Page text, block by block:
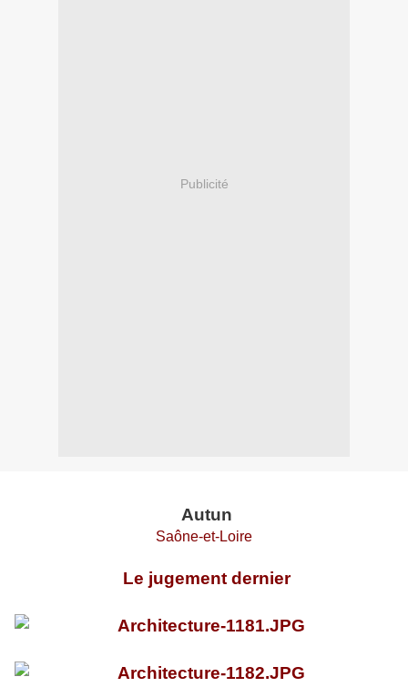
Publicité
Autun
Saône-et-Loire
Le jugement dernier